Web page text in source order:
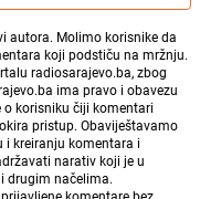
autora. Molimo korisnike da
koji podstiču na mržnju.
radiosarajevo.ba, zbog
ima pravo i obavezu
korisniku čiji komentari
pristup. Obaviještavamo
kreiranju komentara i
narativ koji je u
drugim načelima.